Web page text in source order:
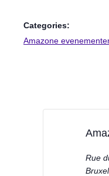
Categories:
Amazone
Rue